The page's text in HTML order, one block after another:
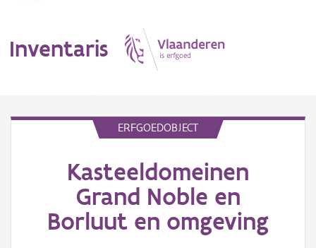
Inventaris
Aanduidingsobject
Waarneming
ERFGOEDOBJECT
Kasteeldomeinen
Grand Noble en
Borluut en omgeving